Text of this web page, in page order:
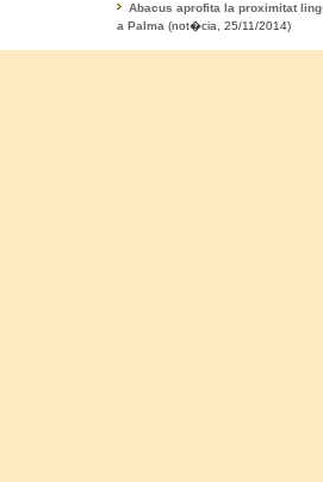
Abacus aprofita la proximitat
a Palma (not�cia, 25/11/2014)